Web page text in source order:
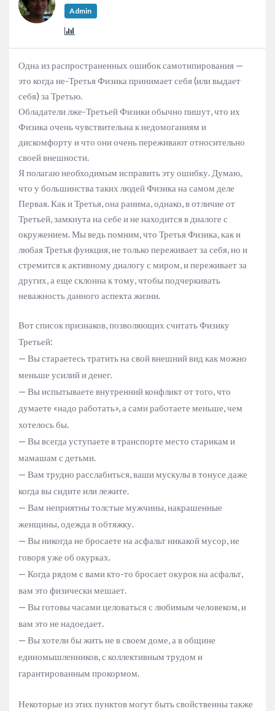
Admin
Одна из распространенных ошибок самотипирования —
это когда не-Третья Физика принимает себя (или выдает
себя) за Третью.
Обладатели лже-Третьей Физики обычно пишут, что их
Физика очень чувствительна к недомоганиям и
дискомфорту и что они очень переживают относительно
своей внешности.
Я полагаю необходимым исправить эту ошибку. Думаю,
что у большинства таких людей Физика на самом деле
Первая. Как и Третья, она ранима, однако, в отличие от
Третьей, замкнута на себе и не находится в диалоге с
окружением. Мы ведь помним, что Третья Физика, как и
любая Третья функция, не только переживает за себя, но и
стремится к активному диалогу с миром, и переживает за
других, а еще склонна к тому, чтобы подчеркивать
неважность данного аспекта жизни.
Вот список признаков, позволяющих считать Физику
Третьей:
— Вы стараетесь тратить на свой внешний вид как можно
меньше усилий и денег.
— Вы испытываете внутренний конфликт от того, что
думаете «надо работать», а сами работаете меньше, чем
хотелось бы.
— Вы всегда уступаете в транспорте место старикам и
мамашам с детьми.
— Вам трудно расслабиться, ваши мускулы в тонусе даже
когда вы сидите или лежите.
— Вам неприятны толстые мужчины, накрашенные
женщины, одежда в обтяжку.
— Вы никогда не бросаете на асфальт никакой мусор, не
говоря уже об окурках.
— Когда рядом с вами кто-то бросает окурок на асфальт,
вам это физически мешает.
— Вы готовы часами целоваться с любимым человеком, и
вам это не надоедает.
— Вы хотели бы жить не в своем доме, а в общине
единомышленников, с коллективным трудом и
гарантированным прокормом.
Некоторые из этих пунктов могут быть свойственны также